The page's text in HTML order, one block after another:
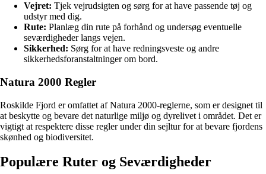
Vejret: Tjek vejrudsigten og sørg for at have passende tøj og
udstyr med dig.
Rute: Planlæg din rute på forhånd og undersøg eventuelle
seværdigheder langs vejen.
Sikkerhed: Sørg for at have redningsveste og andre
sikkerhedsforanstaltninger om bord.
Natura 2000 Regler
Roskilde Fjord er omfattet af Natura 2000-reglerne, som er designet til
at beskytte og bevare det naturlige miljø og dyrelivet i området. Det er
vigtigt at respektere disse regler under din sejltur for at bevare fjordens
skønhed og biodiversitet.
Populære Ruter og Seværdigheder